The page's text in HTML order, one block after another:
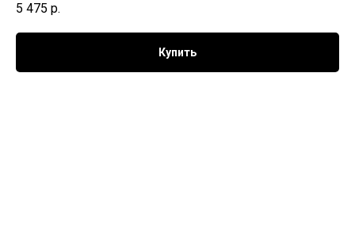
5 475 р.
Купить